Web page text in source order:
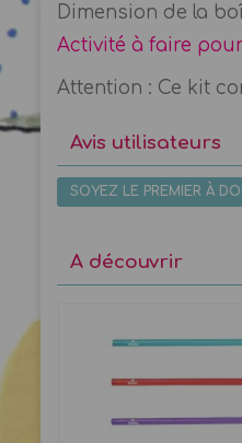
Dimension de la
Activité à faire
Attention : Ce kit
Avis utilisateurs
SOYEZ LE PREMIER À
A découvrir